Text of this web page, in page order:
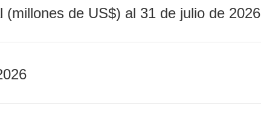
de US$) al 31 de julio de 2026